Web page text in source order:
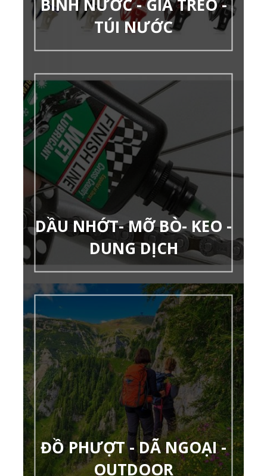
BÌNH NƯỚC - GIÁ TREO -
TÚI NƯỚC
DẦU NHỚT- MỠ BÒ- KEO -
DUNG DỊCH
ĐỒ PHƯỢT - DÃ NGOẠI -
OUTDOOR